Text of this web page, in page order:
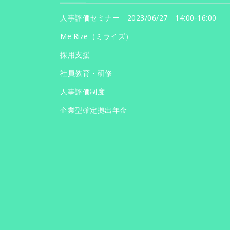
人事評価セミナー 2023/06/27 14:00-16:00
Me'Rize（ミライズ）
採用支援
社員教育・研修
人事評価制度
企業型確定拠出年金